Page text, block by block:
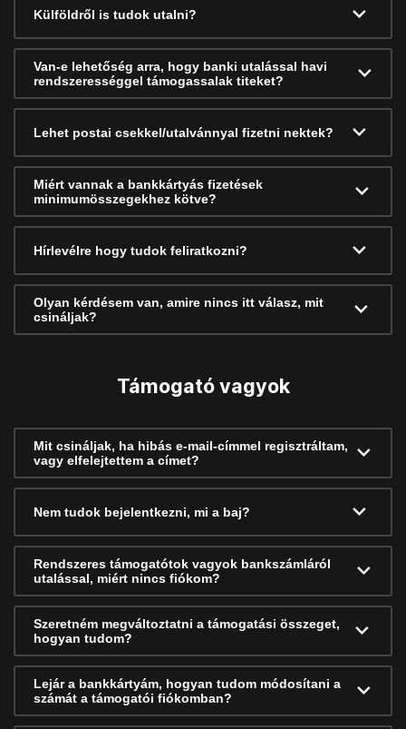
Külföldről is tudok utalni?
Van-e lehetőség arra, hogy banki utalással havi
rendszerességgel támogassalak titeket?
Lehet postai csekkel/utalvánnyal fizetni nektek?
Miért vannak a bankkártyás fizetések
minimumösszegekhez kötve?
Hírlevélre hogy tudok feliratkozni?
Olyan kérdésem van, amire nincs itt válasz, mit
csináljak?
Támogató vagyok
Mit csináljak, ha hibás e-mail-címmel regisztráltam,
vagy elfelejtettem a címet?
Nem tudok bejelentkezni, mi a baj?
Rendszeres támogatótok vagyok bankszámláról
utalással, miért nincs fiókom?
Szeretném megváltoztatni a támogatási összeget,
hogyan tudom?
Lejár a bankkártyám, hogyan tudom módosítani a
számát a támogatói fiókomban?